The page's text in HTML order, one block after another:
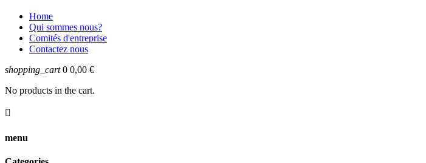
Home
Qui sommes nous?
Comités d'entreprise
Contactez nous
shopping_cart 0 0,00 €
No products in the cart.

menu